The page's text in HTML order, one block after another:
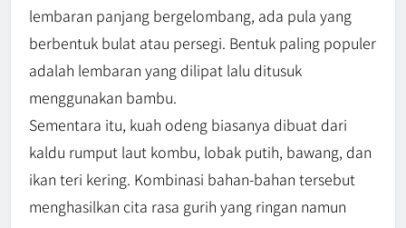
lembaran panjang bergelombang, ada pula yang
berbentuk bulat atau persegi. Bentuk paling populer
adalah lembaran yang dilipat lalu ditusuk
menggunakan bambu.
Sementara itu, kuah odeng biasanya dibuat dari
kaldu rumput laut kombu, lobak putih, bawang, dan
ikan teri kering. Kombinasi bahan-bahan tersebut
menghasilkan cita rasa gurih yang ringan namun